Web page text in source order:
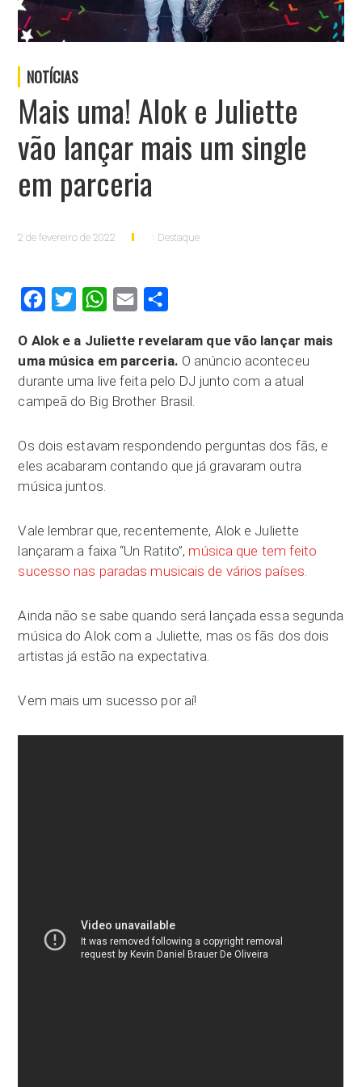
NOTÍCIAS
Mais uma! Alok e Juliette
vão lançar mais um single
em parceria
2 de fevereiro de 2022 Destaque
FacebookTwitter WhatsApp
Email
O Alok e a Juliette revelaram que vão lançar mais
uma música em parceria. O anúncio aconteceu
durante uma live feita pelo DJ junto com a atual
campeã do Big Brother Brasil.
Os dois estavam respondendo perguntas dos fãs, e
eles acabaram contando que já gravaram outra
música juntos.
Vale lembrar que, recentemente, Alok e Juliette
lançaram a faixa “Un Ratito”, música que tem feito
sucesso nas paradas musicais de vários países.
Ainda não se sabe quando será lançada essa segunda
música do Alok com a Juliette, mas os fãs dos dois
artistas já estão na expectativa.
Vem mais um sucesso por aí!